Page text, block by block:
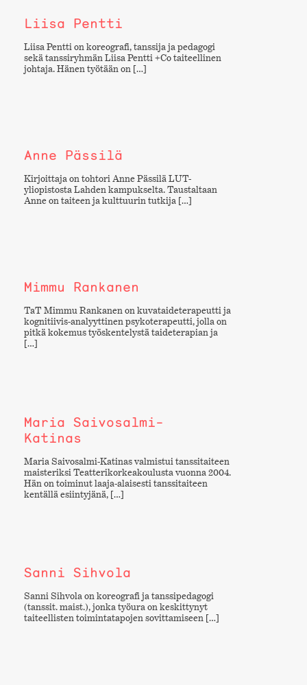
Liisa Pentti
Liisa Pentti on koreografi, tanssija ja pedagogi
sekä tanssiryhmän Liisa Pentti +Co taiteellinen
johtaja. Hänen työtään on […]
Anne Pässilä
Kirjoittaja on tohtori Anne Pässilä LUT-
yliopistosta Lahden kampukselta. Taustaltaan
Anne on taiteen ja kulttuurin tutkija […]
Mimmu Rankanen
TaT Mimmu Rankanen on kuvataideterapeutti ja
kognitiivis-analyyttinen psykoterapeutti, jolla on
pitkä kokemus työskentelystä taideterapian ja
[…]
Maria Saivosalmi-
Katinas
Maria Saivosalmi-Katinas valmistui tanssitaiteen
maisteriksi Teatterikorkeakoulusta vuonna 2004.
Hän on toiminut laaja-alaisesti tanssitaiteen
kentällä esiintyjänä, […]
Sanni Sihvola
Sanni Sihvola on koreografi ja tanssipedagogi
(tanssit. maist.), jonka työura on keskittynyt
taiteellisten toimintatapojen sovittamiseen […]